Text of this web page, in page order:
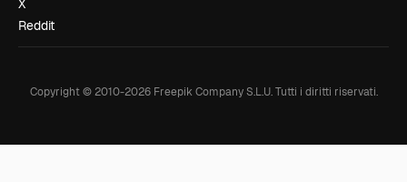
X
Reddit
Copyright © 2010-2026Freepik Company S.L.U. Tutti i diritti riservati.